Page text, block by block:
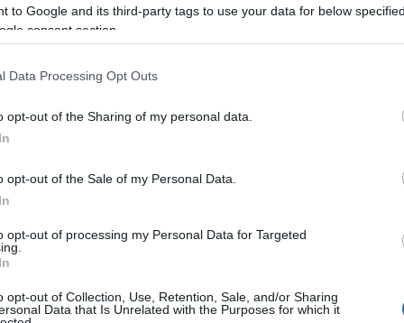
to Google and its third-party tags to use your data for below
consent section.
Data Processing Opt Outs
opt-out of the Sharing of my personal data.
opt-out of the Sale of my Personal Data.
opt-out of processing my Personal Data for Targeted
opt-out of Collection, Use, Retention, Sale, and/or Sharing
Data that Is Unrelated with the Purposes for which it
giudiziaria, è stato tradotto presso
nella sezioneLogindal menù del sito o